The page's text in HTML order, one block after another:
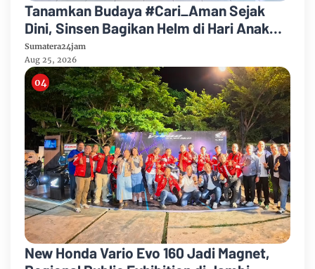
Tanamkan Budaya #Cari_Aman Sejak
Dini, Sinsen Bagikan Helm di Hari Anak
Nasional 2026
Sumatera24jam
Aug 25, 2026
New Honda Vario Evo 160 Jadi Magnet,